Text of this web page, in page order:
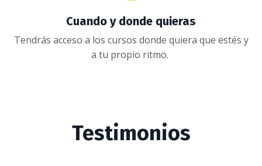
Cuando y donde quieras
Tendrás acceso a los cursos donde quiera que estés y
a tu propio ritmo.
Testimonios